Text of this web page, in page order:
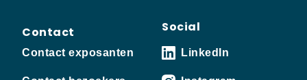
Contact
Contact exposanten
Social
LinkedIn